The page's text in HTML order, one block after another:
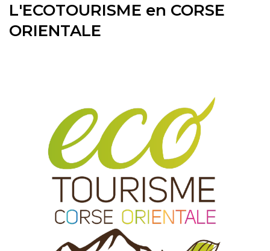
L'ECOTOURISME en CORSE
ORIENTALE